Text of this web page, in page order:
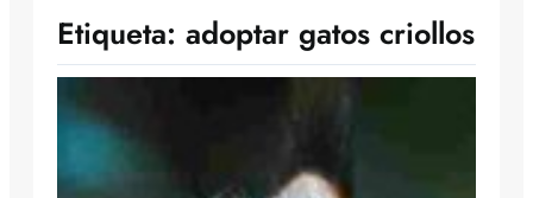
Etiqueta: adoptar gatos criollos